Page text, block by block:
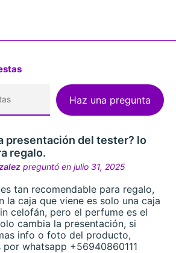
Haz una pregunta
presentación del tester? lo
regalo.
preguntó en julio 31, 2025
tan recomendable para regalo,
la caja que viene es solo una caja
celofán, pero el perfume es el
cambia la presentación, si
info o foto del producto,
por whatsapp +56940860111